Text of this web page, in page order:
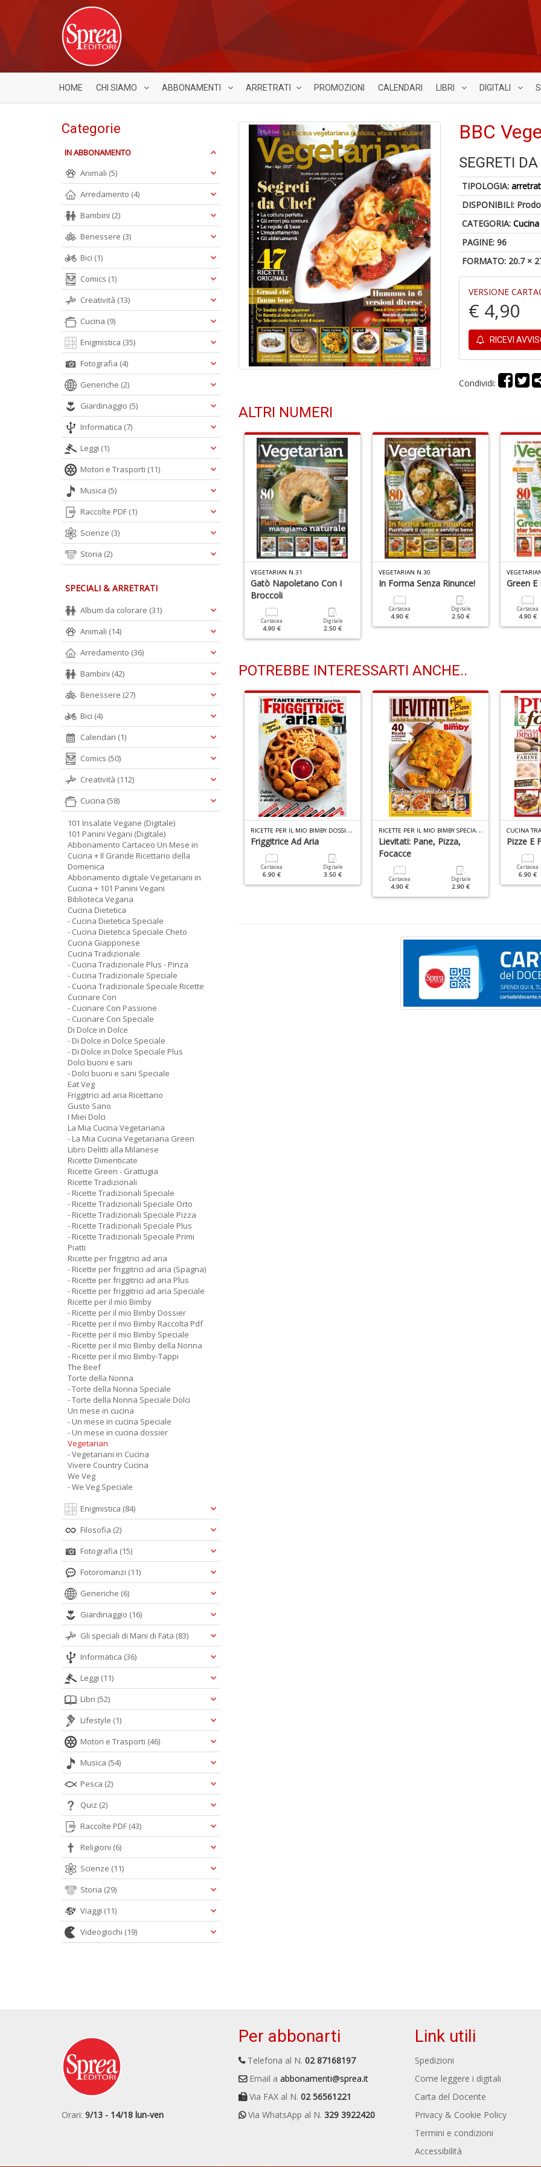
HOME CHI SIAMO ABBONAMENTI ARRETRATI PROMOZIONI CALENDARI LIBRI DIGITALI
BBC
SEGRETI
TIPOLOGIA:
DISPONIBILI:
CATEGORIA:Cucina
PAGINE: 96
FORMATO: 20.7 ×
VERSIONE
€ 4,90
RICEVI
Condividi:
ALTRI NUMERI
Digitale
2.50 €
I Cibi Intelligenti
Cartacea
4.90 €
Digitale
VEGETARIAN N.31
Gatò Napoletano Con I
Broccoli
Cartacea
4.90 €
Digitale
2.50 €
VEGETARIAN N.30
In Forma Senza Rinunce!
Cartacea
4.90 €
Digitale
2.50 €
Green
Cartacea
4.90 €
POTREBBE INTERESSARTI ANCHE..
DELITTI ALLA MILANESE N.1
Digitale
8.90 €
Le Ricette Da Osteria
6.90 € 3.50 €
R
ICETTE PER IL MIO BIMBY DOSSIER N.1
Friggitrice Ad Aria
Cartacea
6.90 €
Digitale
3.50 €
R
ICETTE PER IL MIO BIMBY SPECIALE N.4
Lievitati: Pane, Pizza,
Focacce
Cartacea
4.90 €
Digitale
2.90 €
Pizze E
Cartacea
6.90 €
Categorie
IN ABBONAMENTO
Animali (5)
Arredamento (4)
Bambini (2)
Benessere (3)
Bici (1)
Comics (1)
Creatività (13)
Cucina (9)
Enigmistica (35)
Fotografia (4)
Generiche (2)
Giardinaggio (5)
Informatica (7)
Leggi (1)
Motori e Trasporti (11)
Musica (5)
Raccolte PDF (1)
Scienze (3)
Storia (2)
SPECIALI & ARRETRATI
Album da colorare (31)
Animali (14)
Arredamento (36)
Bambini (42)
Benessere (27)
Bici (4)
Calendari (1)
Comics (50)
Creatività (112)
Cucina (58)
101 Insalate Vegane (Digitale)
101 Panini Vegani (Digitale)
Abbonamento Cartaceo Un Mese in
Cucina + Il Grande Ricettario della
Domenica
Abbonamento digitale Vegetariani in
Cucina + 101 Panini Vegani
Biblioteca Vegana
Cucina Dietetica
- Cucina Dietetica Speciale
- Cucina Dietetica Speciale Cheto
Cucina Giapponese
Cucina Tradizionale
- Cucina Tradizionale Plus - Pinza
- Cucina Tradizionale Speciale
- Cucina Tradizionale Speciale Ricette
Cucinare Con
- Cucinare Con Passione
- Cucinare Con Speciale
Di Dolce in Dolce
- Di Dolce in Dolce Speciale
- Di Dolce in Dolce Speciale Plus
Dolci buoni e sani
- Dolci buoni e sani Speciale
Eat Veg
Friggitrici ad aria Ricettario
Gusto Sano
I Miei Dolci
La Mia Cucina Vegetariana
- La Mia Cucina Vegetariana Green
Libro Delitti alla Milanese
Ricette Dimenticate
Ricette Green - Grattugia
Ricette Tradizionali
- Ricette Tradizionali Speciale
- Ricette Tradizionali Speciale Orto
- Ricette Tradizionali Speciale Pizza
- Ricette Tradizionali Speciale Plus
- Ricette Tradizionali Speciale Primi
Piatti
Ricette per friggitrici ad aria
- Ricette per friggitrici ad aria (Spagna)
- Ricette per friggitrici ad aria Plus
- Ricette per friggitrici ad aria Speciale
Ricette per il mio Bimby
- Ricette per il mio Bimby Dossier
- Ricette per il mio Bimby Raccolta Pdf
- Ricette per il mio Bimby Speciale
- Ricette per il mio Bimby della Nonna
- Ricette per il mio Bimby-Tappi
The Beef
Torte della Nonna
- Torte della Nonna Speciale
- Torte della Nonna Speciale Dolci
Un mese in cucina
- Un mese in cucina Speciale
- Un mese in cucina dossier
Vegetarian
- Vegetariani in Cucina
Vivere Country Cucina
We Veg
- We Veg Speciale
Enigmistica (84)
Filosofia (2)
Fotografia (15)
Fotoromanzi (11)
Generiche (6)
Giardinaggio (16)
Gli speciali di Mani di Fata (83)
Informatica (36)
Leggi (11)
Libri (52)
Lifestyle (1)
Motori e Trasporti (46)
Musica (54)
Pesca (2)
Quiz (2)
Raccolte PDF (43)
Religioni (6)
Scienze (11)
Storia (29)
Viaggi (11)
Videogiochi (19)
Orari: 9/13 - 14/18 lun-ven
Per abbonarti
Telefona al N. 02 87168197
Email a abbonamenti@sprea.it
Via FAX al N. 02 56561221
Via WhatsApp al N. 329 3922420
Link utili
Spedizioni
Come leggere i digitali
Carta del Docente
Privacy & Cookie Policy
Termini e condizioni
Accessibilità